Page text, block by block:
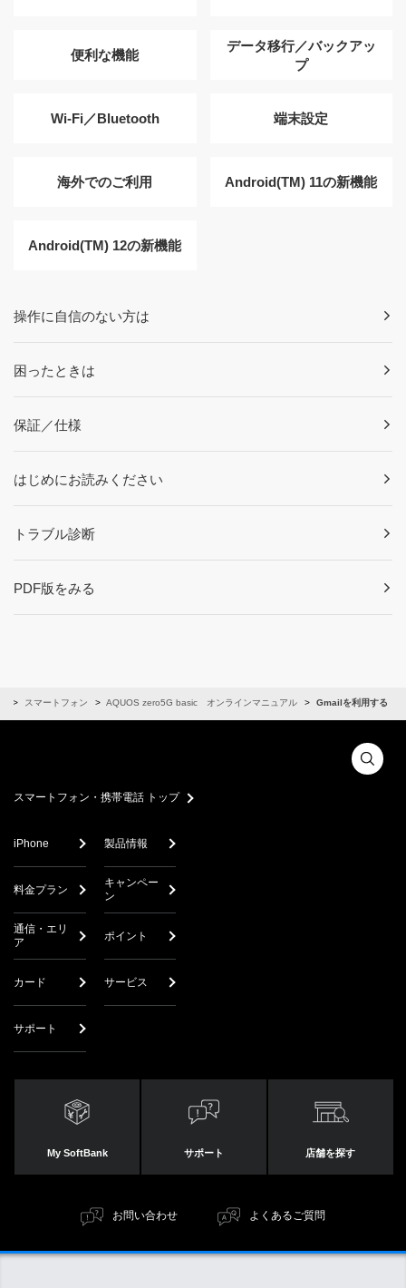
便利な機能
データ移行／バックアッ
プ
Wi-Fi／Bluetooth 端末設定
海外でのご利用 Android(TM) 11の新機能
Android(TM) 12の新機能
操作に自信のない方は
困ったときは
保証／仕様
はじめにお読みください
トラブル診断
PDF版をみる
スマートフォン AQUOS zero5G basic オンラインマニュアル Gmailを利用する
スマートフォン・携帯電話 トップ
iPhone 製品情報
料金プラン
キャンペー
ン
通信・エリ
ア
ポイント
カード サービス
サポート
My SoftBank サポート 店舗を探す
お問い合わせ よくあるご質問